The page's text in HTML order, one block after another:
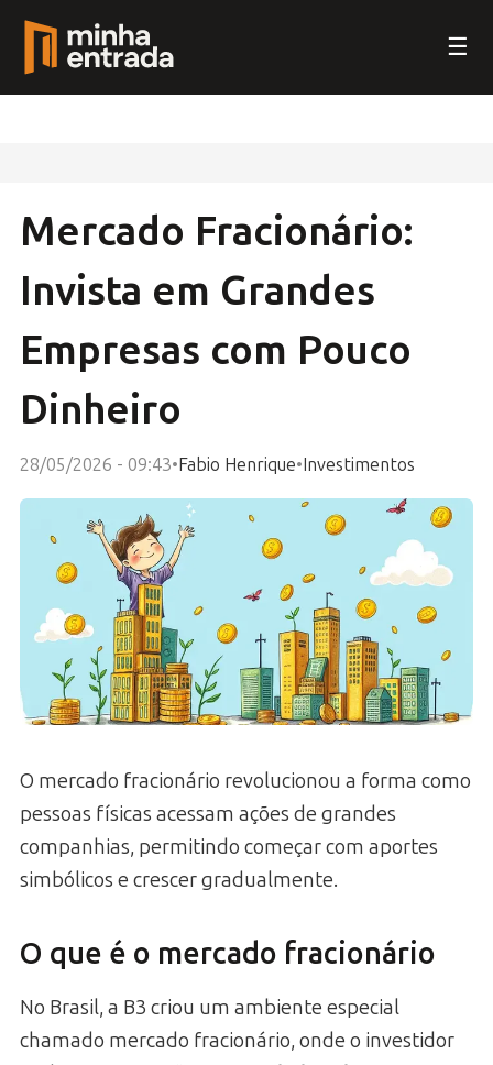
☰
Mercado Fracionário:
Invista em Grandes
Empresas com Pouco
Dinheiro
28/05/2026 - 09:43•Fabio Henrique•Investimentos
O mercado fracionário revolucionou a forma como
pessoas físicas acessam ações de grandes
companhias, permitindo começar com aportes
simbólicos e crescer gradualmente.
O que é o mercado fracionário
No Brasil, a B3 criou um ambiente especial
chamado mercado fracionário, onde o investidor